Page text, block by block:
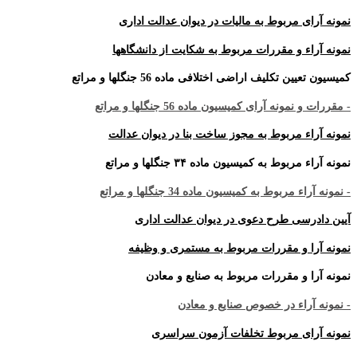
نمونه آرای مربوط به مالیات در دیوان عدالت اداری
نمونه آراء و مقررات مربوط به شکایت از دانشگاهها
کمیسیون تعیین تکلیف اراضی اختلافی ماده 56 جنگلها و مراتع
- مقررات و نمونه آرای کمیسیون ماده 56 جنگلها و مراتع
نمونه آراء مربوط به مجوز ساخت بنا در دیوان عدالت
نمونه آراء مربوط به کمیسیون ماده ۳۴ جنگلها و مراتع
- نمونه آراء مربوط به کمیسیون ماده 34 جنگلها و مراتع
آیین دادرسی طرح دعوی در دیوان عدالت اداری
نمونه آرا و مقررات مربوط به مستمری و وظیفه
نمونه آرا و مقررات مربوط به صنایع و معادن
- نمونه آراء در خصوص صنایع و معادن
نمونه آرای مربوط تخلفات آزمون سراسری